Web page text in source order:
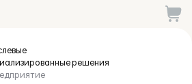
решения